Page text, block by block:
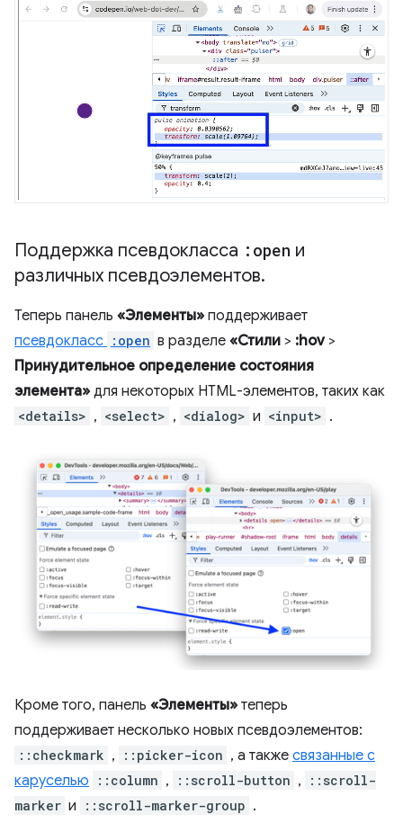
Поддержка псевдокласса :open и
различных псевдоэлементов.
Теперь панель «Элементы» поддерживает
псевдокласс :open в разделе «Стили > :hov>
Принудительное определение состояния
элемента» для некоторых HTML-элементов, таких как
<details> , <select> , <dialog> и <input> .
Кроме того, панель «Элементы» теперь
поддерживает несколько новых псевдоэлементов:
::checkmark , ::picker-icon , а также связанные с
каруселью
::column , ::scroll-button ,
::scroll-
marker и ::scroll-marker-group .